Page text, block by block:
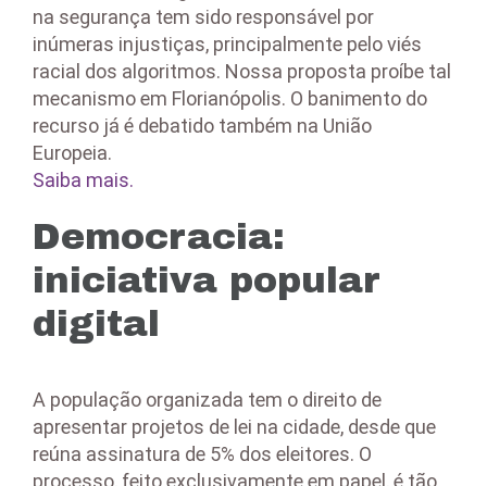
na segurança tem sido responsável por
inúmeras injustiças, principalmente pelo viés
racial dos algoritmos. Nossa proposta proíbe tal
mecanismo em Florianópolis. O banimento do
recurso já é debatido também na União
Europeia.
Saiba mais.
Democracia:
iniciativa popular
digital
A população organizada tem o direito de
apresentar projetos de lei na cidade, desde que
reúna assinatura de 5% dos eleitores. O
processo, feito exclusivamente em papel, é tão